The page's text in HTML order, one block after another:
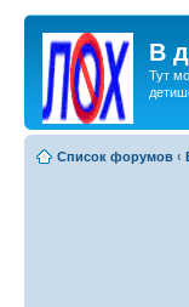
В
Тут
Список форумов ‹